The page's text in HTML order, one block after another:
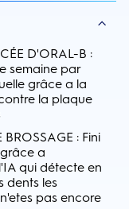
D'ORAL-B :
semaine par
grâce a la
la plaque
: Fini
a
qui détecte en
dents les
pas encore